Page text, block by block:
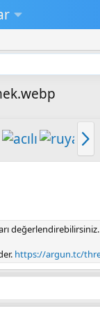
S
o
n
k
değerlendirebilirsiniz.
https://argun.tc/